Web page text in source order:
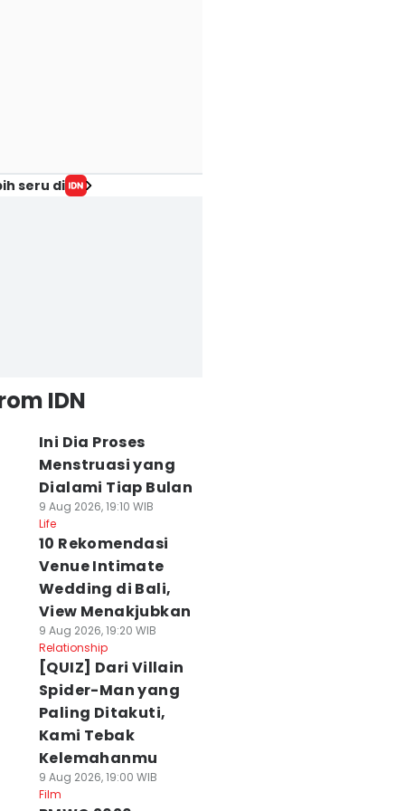
seru di
IDN
Ini Dia Proses
Menstruasi yang
Dialami Tiap Bulan
9 Aug 2026, 19:10 WIB
Life
10 Rekomendasi
Venue Intimate
Wedding di Bali,
View Menakjubkan
9 Aug 2026, 19:20 WIB
Relationship
[QUIZ] Dari Villain
Spider-Man yang
Paling Ditakuti,
Kami Tebak
Kelemahanmu
9 Aug 2026, 19:00 WIB
Film